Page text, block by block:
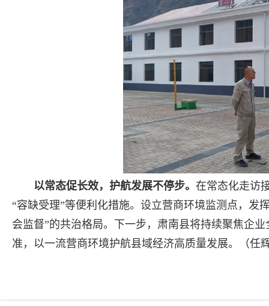
以常态促长效，护航发展不停步。 在常态化走访
“容缺受理”等便利化措施。设立营商环境监测点，发
会监督”的共治格局。下一步，肃南县将持续聚焦企
准，以一流营商环境护航县域经济高质量发展。（任